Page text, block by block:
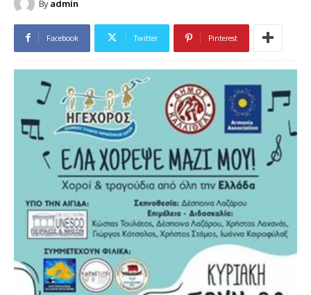
By admin
Facebook Twitter Pinterest